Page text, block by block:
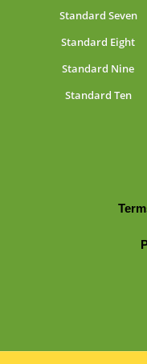
Standard Seven
Standard Eight
Standard Nine
Standard Ten